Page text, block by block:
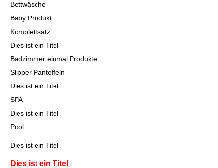
Bettwäsche
Baby Produkt
Komplettsatz
Dies ist ein Titel
Badzimmer einmal Produkte
Slipper Pantoffeln
Dies ist ein Titel
SPA
Dies ist ein Titel
Pool
Dies ist ein Titel
Dies ist ein Titel